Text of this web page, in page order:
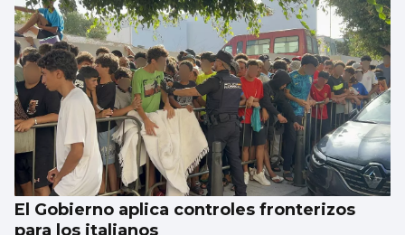
Atlántico
¿Para cuando los baños públicos en A
Ramallosa?
El Gobierno aplica controles fronterizos
para los italianos